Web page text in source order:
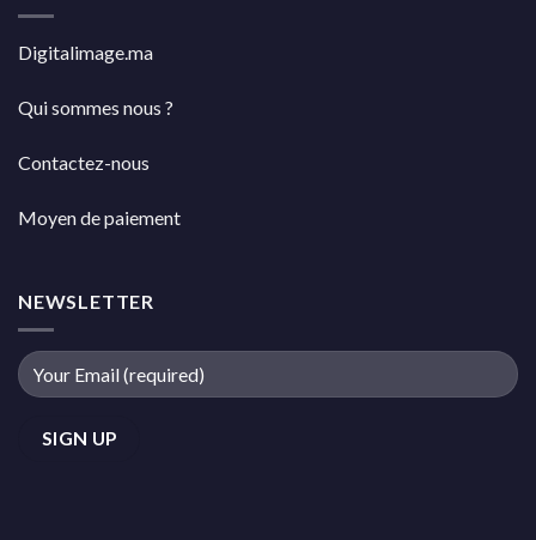
Digitalimage.ma
Qui sommes nous ?
Contactez-nous
Moyen de paiement
NEWSLETTER